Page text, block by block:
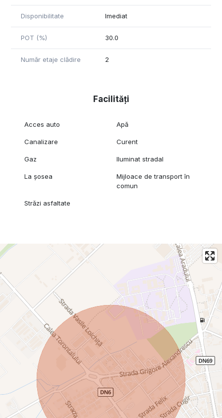
Disponibilitate Imediat
POT (%) 30.0
Număr etaje clădire 2
Facilități
Acces auto Apă
Canalizare Curent
Gaz Iluminat stradal
La șosea
Mijloace de transport în
comun
Străzi asfaltate